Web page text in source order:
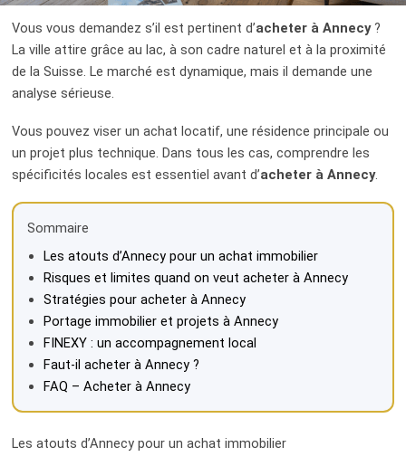
Vous vous demandez s’il est pertinent d’acheter à Annecy?
La ville attire grâce au lac, à son cadre naturel et à la proximité
de la Suisse. Le marché est dynamique, mais il demande une
analyse sérieuse.
Vous pouvez viser un achat locatif, une résidence principale ou
un projet plus technique. Dans tous les cas, comprendre les
spécificités locales est essentiel avant d’acheter à Annecy.
Sommaire
Les atouts d’Annecy pour un achat immobilier
Risques et limites quand on veut acheter à Annecy
Stratégies pour acheter à Annecy
Portage immobilier et projets à Annecy
FINEXY : un accompagnement local
Faut-il acheter à Annecy ?
FAQ – Acheter à Annecy
Les atouts d’Annecy pour un achat immobilier
Instagram
Facebook